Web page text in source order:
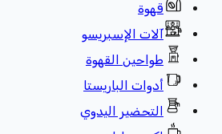
قهوة
آلات الإسبريسو
طواحين القهوة
أدوات الباريستا
التحضير اليدوي